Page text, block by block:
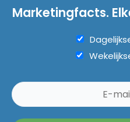
Marketingfacts.